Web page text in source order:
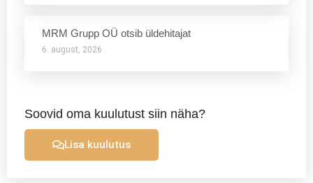
MRM Grupp OÜ otsib üldehitajat
6. august, 2026
Soovid oma kuulutust siin näha?
Lisa kuulutus